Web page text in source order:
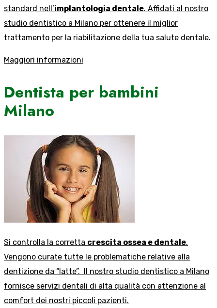
standard nell’implantologia dentale. Affidati al nostro
studio dentistico a Milano per ottenere il miglior
trattamento per la riabilitazione della tua salute dentale.
Maggiori informazioni
Dentista per bambini
Milano
Si controlla la corretta crescita ossea e dentale.
Vengono curate tutte le problematiche relative alla
dentizione da “latte”. Il nostro studio dentistico a Milano
fornisce servizi dentali di alta qualità con attenzione al
comfort dei nostri piccoli pazienti.